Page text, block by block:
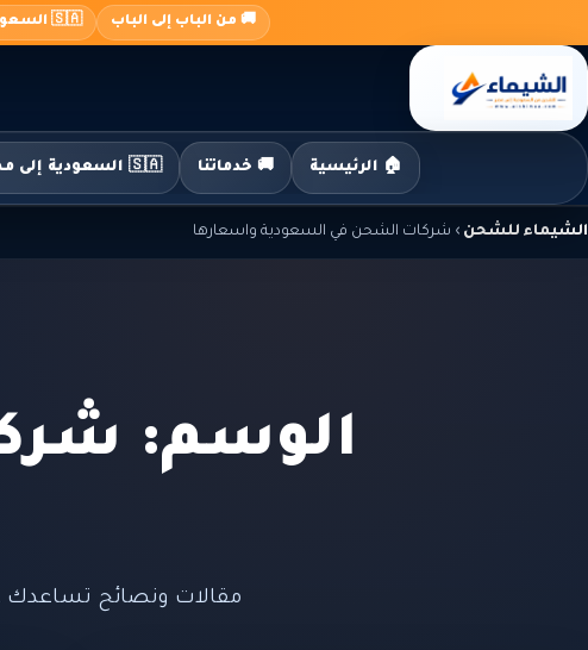
المحتوى
🚚 من الباب إلى الباب 🇸🇦 السعودية ← 🇪🇬 مصر
🏠 الرئيسية 🚚 خدماتنا 🇸🇦 السعودية إلى مصر
الشيماء للشحن › شركات الشحن في السعودية واسعارها
الوسم:
مقالات ونصائح